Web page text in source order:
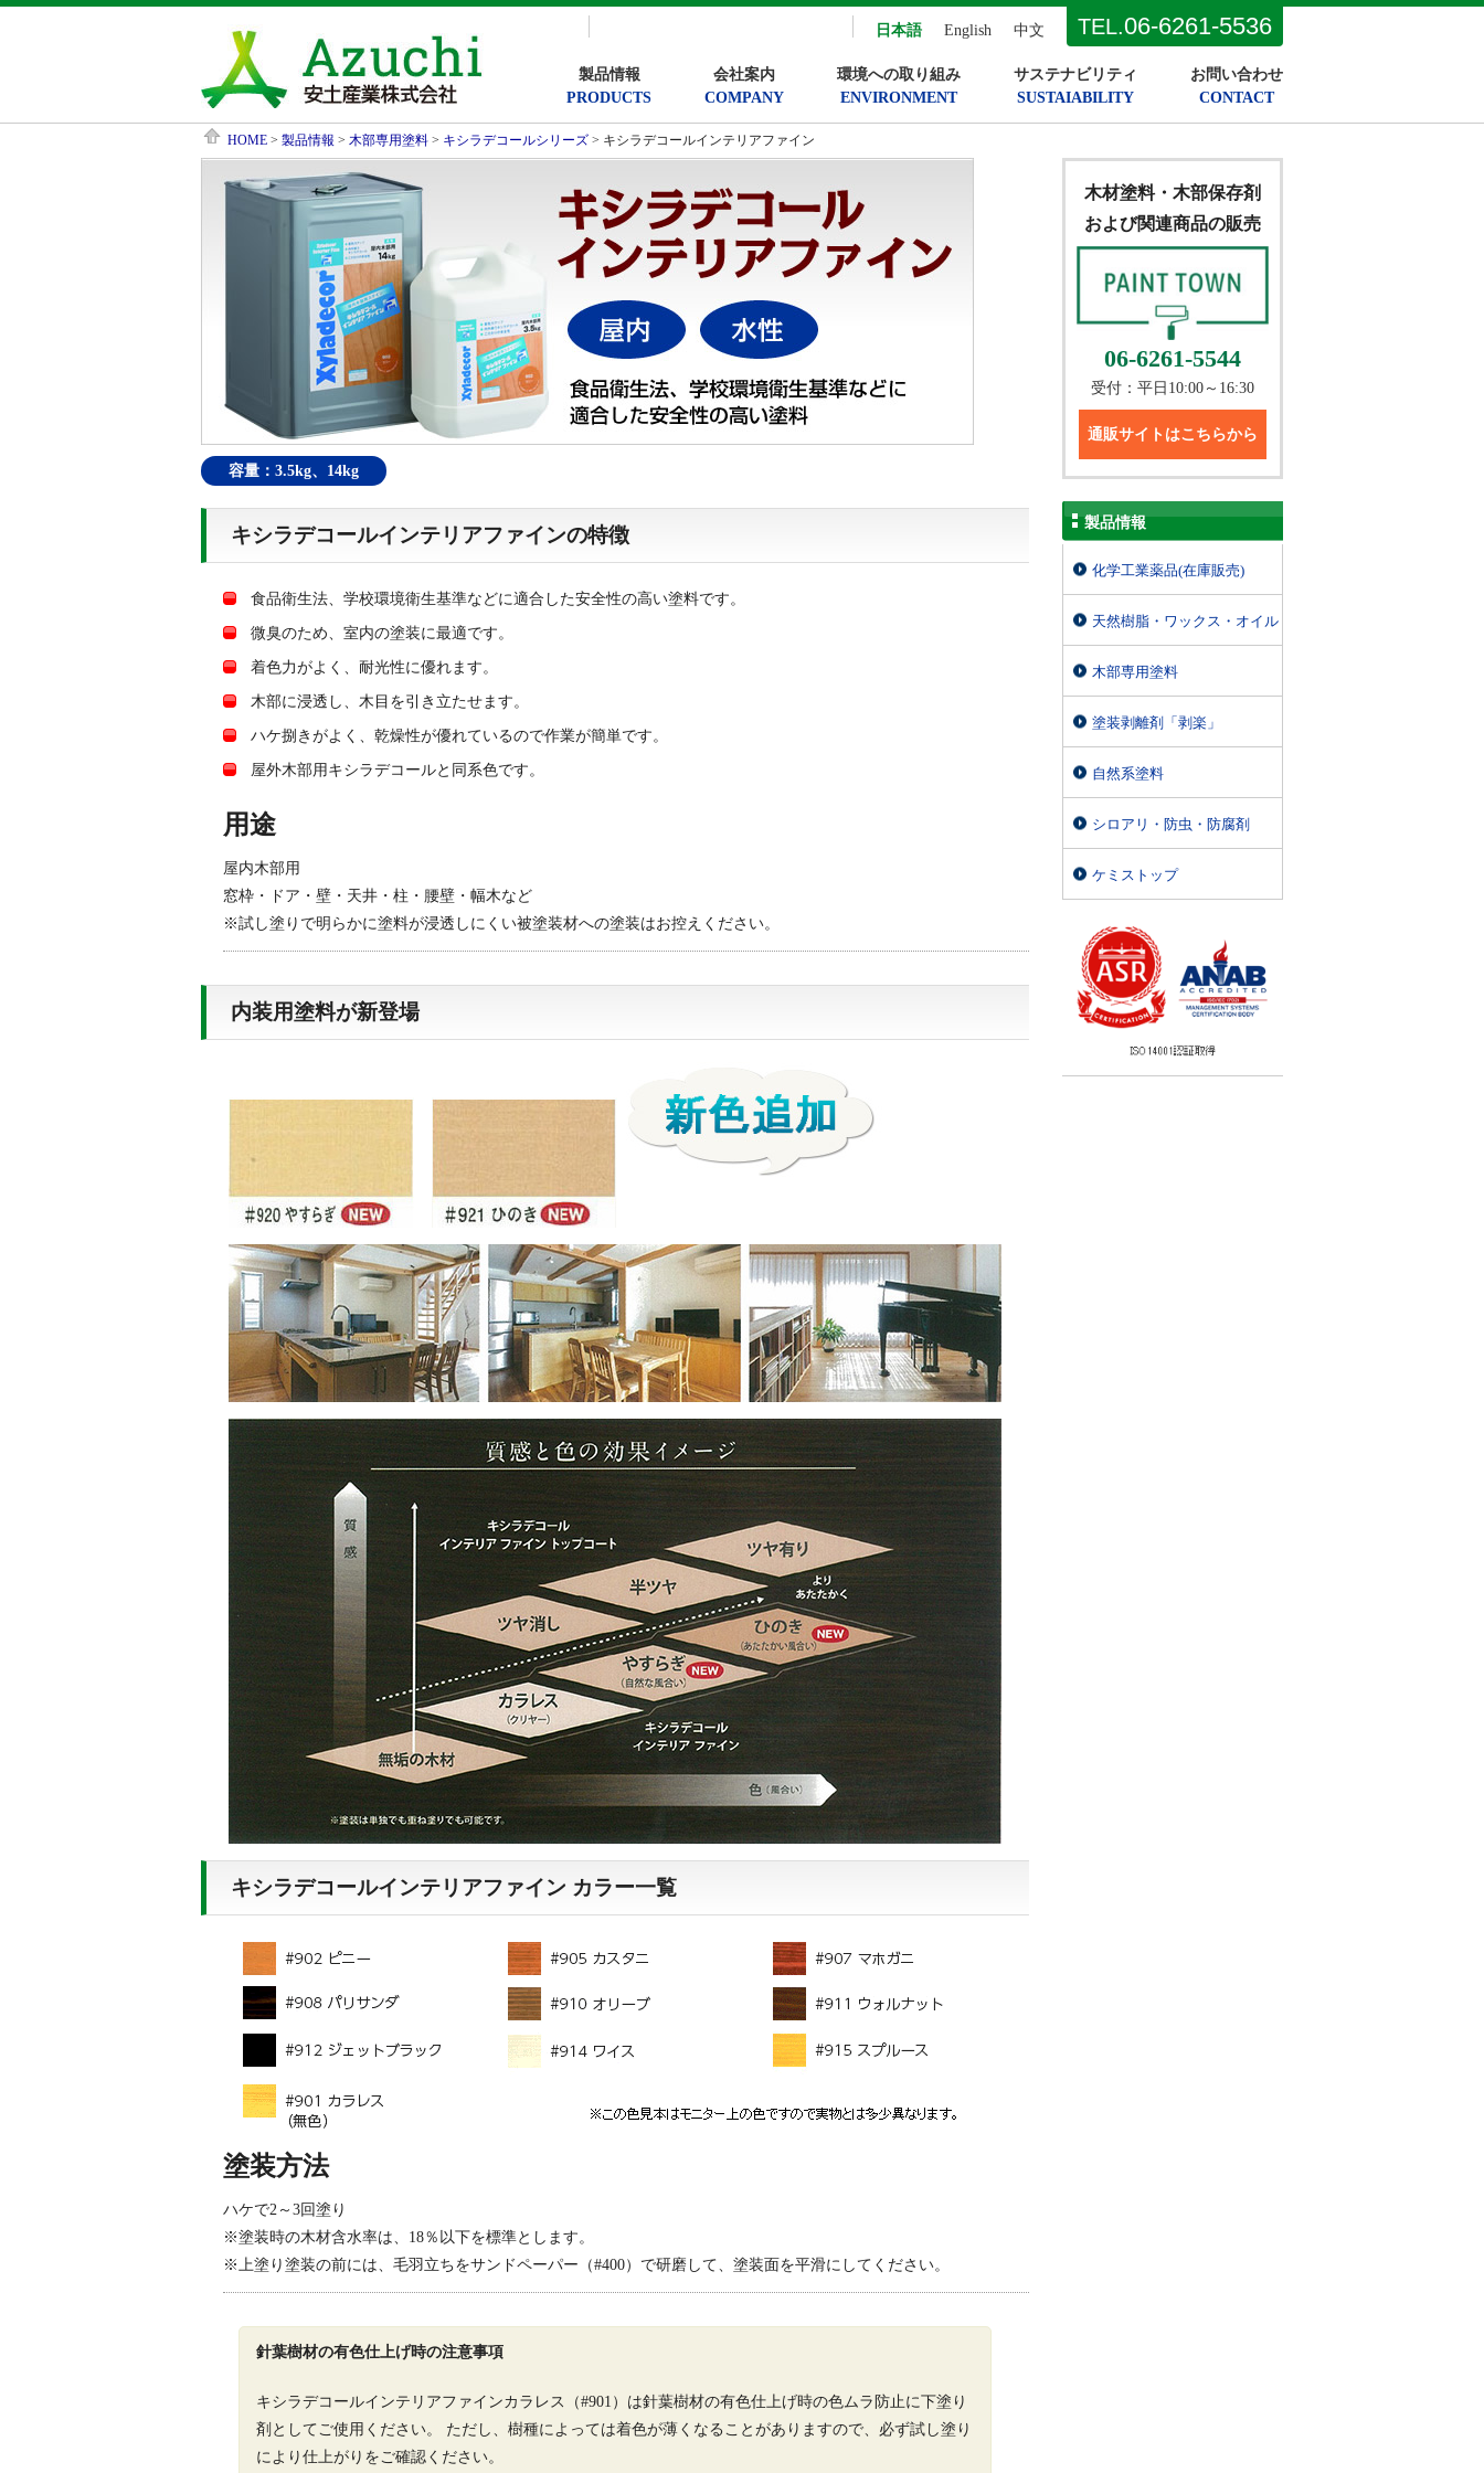
日本語 English 中文 TEL.06-6261-5536
製品情報
PRODUCTS
会社案内
COMPANY
環境への取り組み
ENVIRONMENT
サステナビリティ
SUSTAIABILITY
お問い合わせ
CONTACT
HOME > 製品情報 > 木部専用塗料 > キシラデコールシリーズ > キシラデコールインテリアファイン
容量：3.5kg、14kg
キシラデコールインテリアファインの特徴
食品衛生法、学校環境衛生基準などに適合した安全性の高い塗料です。
微臭のため、室内の塗装に最適です。
着色力がよく、耐光性に優れます。
木部に浸透し、木目を引き立たせます。
ハケ捌きがよく、乾燥性が優れているので作業が簡単です。
屋外木部用キシラデコールと同系色です。
用途
屋内木部用
窓枠・ドア・壁・天井・柱・腰壁・幅木など
※試し塗りで明らかに塗料が浸透しにくい被塗装材への塗装はお控えください。
内装用塗料が新登場
キシラデコールインテリアファイン カラー一覧
塗装方法
ハケで2～3回塗り
※塗装時の木材含水率は、18％以下を標準とします。
※上塗り塗装の前には、毛羽立ちをサンドペーパー（#400）で研磨して、塗装面を平滑にしてください。
針葉樹材の有色仕上げ時の注意事項
キシラデコールインテリアファインカラレス（#901）は針葉樹材の有色仕上げ時の色ムラ防止に下塗り
剤としてご使用ください。 ただし、樹種によっては着色が薄くなることがありますので、必ず試し塗り
により仕上がりをご確認ください。
木材塗料・木部保存剤
および関連商品の販売
06-6261-5544
受付：平日10:00～16:30
通販サイトはこちらから
製品情報
化学工業薬品(在庫販売)
天然樹脂・ワックス・オイル
木部専用塗料
塗装剥離剤「剥楽」
自然系塗料
シロアリ・防虫・防腐剤
ケミストップ